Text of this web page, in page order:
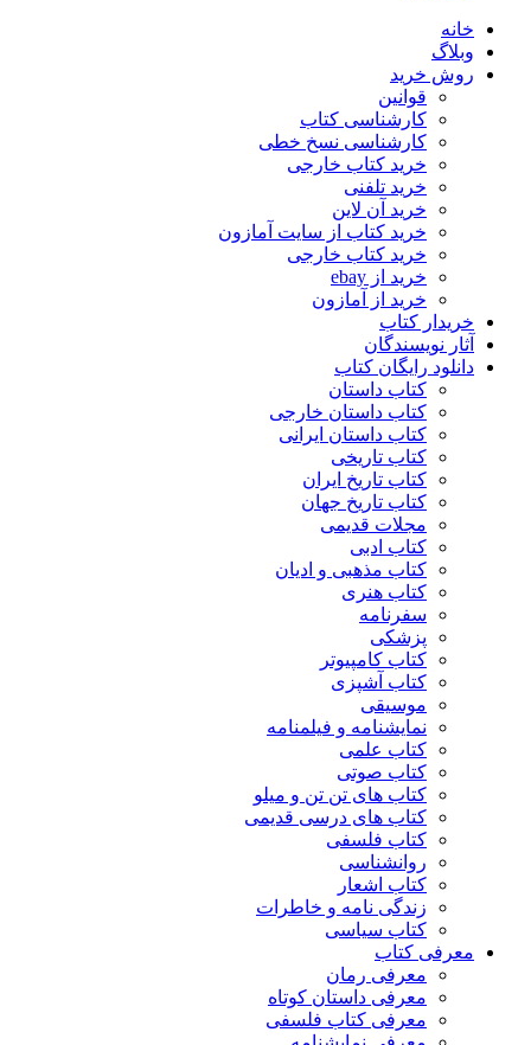
خانه
وبلاگ
روش خرید
قوانین
کارشناسی کتاب
کارشناسی نسخ خطی
خرید کتاب خارجی
خرید تلفنی
خرید آن لاین
خرید کتاب از سایت آمازون
خرید کتاب خارجی
خرید از ebay
خرید از آمازون
خریدار کتاب
آثار نویسندگان
دانلود رایگان کتاب
کتاب داستان
کتاب داستان خارجی
کتاب داستان ایرانی
کتاب تاریخی
کتاب تاریخ ایران
کتاب تاریخ جهان
مجلات قدیمی
کتاب ادبی
کتاب مذهبی و ادیان
کتاب هنری
سفرنامه
پزشکی
کتاب کامپیوتر
کتاب آشپزی
موسیقی
نمایشنامه و فیلمنامه
کتاب علمی
کتاب صوتی
کتاب های تن تن و میلو
کتاب های درسی قدیمی
کتاب فلسفی
روانشناسی
کتاب اشعار
زندگی نامه و خاطرات
کتاب سیاسی
معرفی کتاب
معرفی رمان
معرفی داستان کوتاه
معرفی کتاب فلسفی